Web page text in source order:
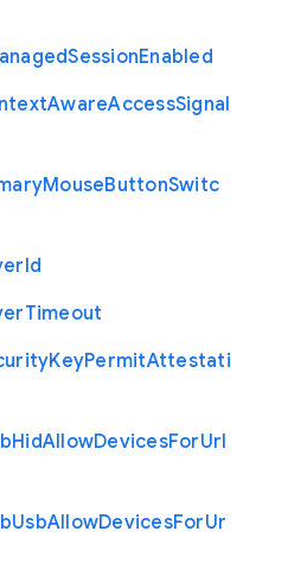
SessionEnabled
AwareAccessSignal
MouseButtonSwitc
Id
Timeout
KeyPermitAttestati
HidAllowDevicesForUrl
UsbAllowDevicesForUr